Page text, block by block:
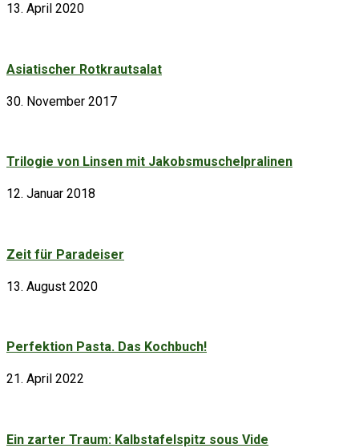
13. April 2020
Asiatischer Rotkrautsalat
30. November 2017
Trilogie von Linsen mit Jakobsmuschelpralinen
12. Januar 2018
Zeit für Paradeiser
13. August 2020
Perfektion Pasta. Das Kochbuch!
21. April 2022
Ein zarter Traum: Kalbstafelspitz sous Vide